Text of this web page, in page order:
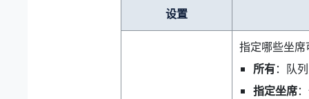
设置
指定哪些坐
所有：队
指定坐席